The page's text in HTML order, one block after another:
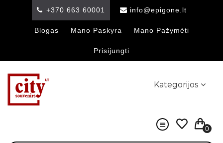
+370 663 60001 info@epigone.lt
Blogas Mano Paskyra Mano Pažymėti
Prisijungti
Kategorijos
0